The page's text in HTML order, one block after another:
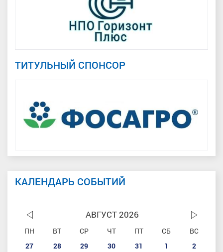
ТИТУЛЬНЫЙ СПОНСОР
КАЛЕНДАРЬ СОБЫТИЙ
АВГУСТ 2026
ПН ВТ СР ЧТ ПТ СБ
ВС
27
28 29 30 31 1
2